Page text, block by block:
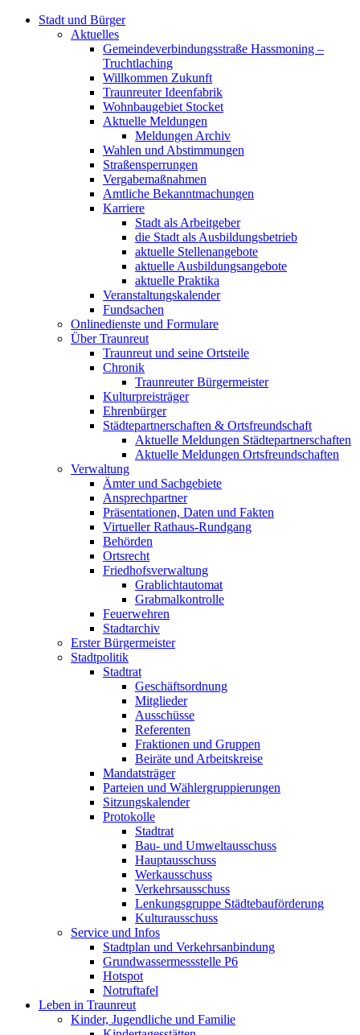
Stadt und Bürger
Aktuelles
Gemeindeverbindungsstraße Hassmoning –
Truchtlaching
Willkommen Zukunft
Traunreuter Ideenfabrik
Wohnbaugebiet Stocket
Aktuelle Meldungen
Meldungen Archiv
Wahlen und Abstimmungen
Straßensperrungen
Vergabemaßnahmen
Amtliche Bekanntmachungen
Karriere
Stadt als Arbeitgeber
die Stadt als Ausbildungsbetrieb
aktuelle Stellenangebote
aktuelle Ausbildungsangebote
aktuelle Praktika
Veranstaltungskalender
Fundsachen
Onlinedienste und Formulare
Über Traunreut
Traunreut und seine Ortsteile
Chronik
Traunreuter Bürgermeister
Kulturpreisträger
Ehrenbürger
Städtepartnerschaften & Ortsfreundschaft
Aktuelle Meldungen Städtepartnerschaften
Aktuelle Meldungen Ortsfreundschaften
Verwaltung
Ämter und Sachgebiete
Ansprechpartner
Präsentationen, Daten und Fakten
Virtueller Rathaus-Rundgang
Behörden
Ortsrecht
Friedhofsverwaltung
Grablichtautomat
Grabmalkontrolle
Feuerwehren
Stadtarchiv
Erster Bürgermeister
Stadtpolitik
Stadtrat
Geschäftsordnung
Mitglieder
Ausschüsse
Referenten
Fraktionen und Gruppen
Beiräte und Arbeitskreise
Mandatsträger
Parteien und Wählergruppierungen
Sitzungskalender
Protokolle
Stadtrat
Bau- und Umweltausschuss
Hauptausschuss
Werkausschuss
Verkehrsausschuss
Lenkungsgruppe Städtebauförderung
Kulturausschuss
Service und Infos
Stadtplan und Verkehrsanbindung
Grundwassermessstelle P6
Hotspot
Notruftafel
Leben in Traunreut
Kinder, Jugendliche und Familie